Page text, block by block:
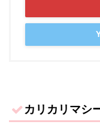
カリカリマシ